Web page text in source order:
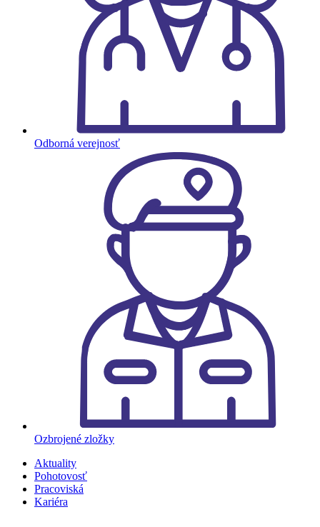
Odborná verejnosť
Ozbrojené zložky
Aktuality
Pohotovosť
Pracoviská
Kariéra